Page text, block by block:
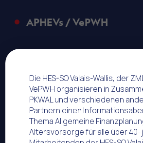
APHEVs / VePWH
Die HES-SO Valais-Wallis, der
VePWH organisieren in
PKWAL und verschiedenen
Partnern einen
Thema Allgemeine
Altersvorsorge für alle über